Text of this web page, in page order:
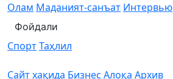
Олам Маданият-санъат Интервью
Фойдали
СпортТаҳлил
Сайт хақида Бизнес Алоқа Архив